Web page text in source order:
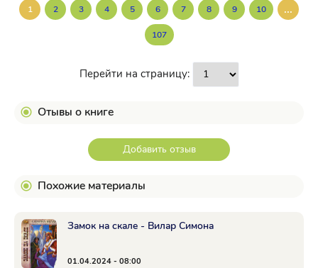
1 2 3 4 5 6 7 8 9 10 ...
107
Перейти на страницу:
Отывы о книге
Добавить отзыв
Похожие материалы
Замок на скале - Вилар Симона
01.04.2024 - 08:00